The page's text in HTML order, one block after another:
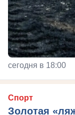
сегодня в 18:00
Спорт
Золотая